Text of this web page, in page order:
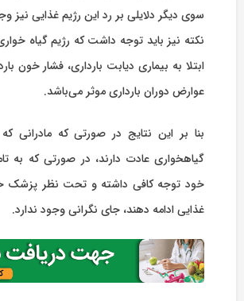
سوی دیگر دلایلی بر رد این رژیم غذایی نیز
نکته نیز باید توجه داشت که رژیم گیاه
ابتلا به بیماری دیابت بارداری، فشار خون
عوارض دوران بارداری موثر می‌باشد.
بنا بر این نتایج در صورتی که مادرانی
گیاهخواری عادت دارند، در صورتی که به
خود توجه کافی داشته و تحت نظر پزشک
غذایی ادامه دهند، جای نگرانی وجود ندارد.